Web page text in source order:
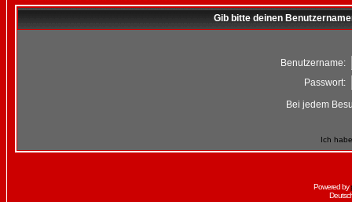
Gib bitte deinen
Benutzername:
Passwort:
Bei jedem
Ich
Powered by